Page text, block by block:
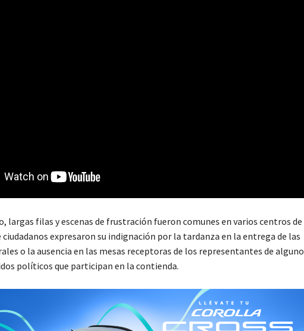
largas filas y escenas de frustración fueron comunes en varios centros de
expresaron su indignación por la tardanza en la entrega de las
o la ausencia en las mesas receptoras de los representantes de alguno
políticos que participan en la contienda.